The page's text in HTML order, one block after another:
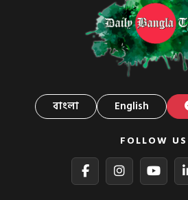
বাংলা English
FOLLOW US